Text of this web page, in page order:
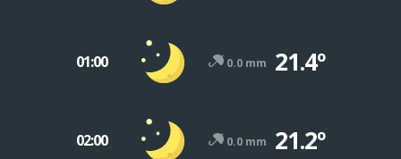
01:00 0.0 mm 21.4º
02:00 0.0 mm 21.2º